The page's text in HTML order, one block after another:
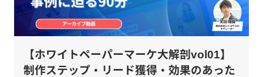
【ホワイトペーパーマーケ大解剖vol01】
制作ステップ・リード獲得・効果のあった